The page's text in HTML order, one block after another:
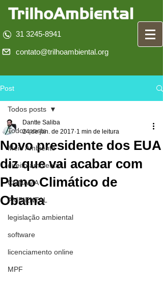
31 3245-8941
contato@trilhoambiental.org
Post
Todos posts
Meio Ambiente
direito ambiental
CONAMA
AMBIENTAL
legislação ambiental
software
licenciamento online
MPF
Todos posts
Novo presidente dos EUA
diz que vai acabar com
Plano Climático de
Obama
Dantte Saliba
24 de jan. de 2017 1 min de leitura